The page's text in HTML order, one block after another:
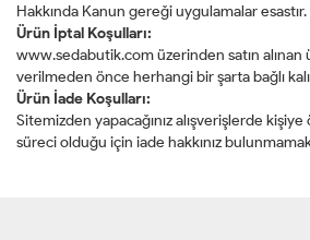
Hakkında Kanun gereği uygulamalar esastır.
Ürün İptal Koşulları:
www.sedabutik.com üzerinden satın
verilmeden önce herhangi bir şarta bağlı
Ürün İade Koşulları:
Sitemizden yapacağınız alışverişlerde
süreci olduğu için iade hakkınız